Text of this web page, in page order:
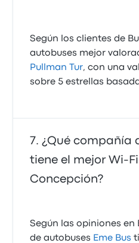
Según los clientes de
autobuses mejor
Pullman Tur, con una
sobre 5 estrellas
¿Qué compañía
tiene el mejor Wi-
Concepción?
Según las opiniones en
de autobuses Eme Bus